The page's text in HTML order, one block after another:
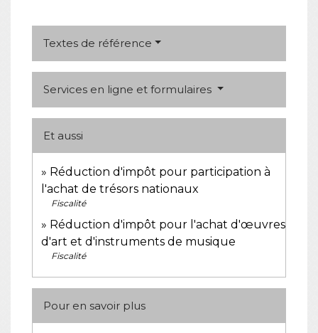
Textes de référence
Services en ligne et formulaires
Et aussi
Réduction d'impôt pour participation à
l'achat de trésors nationaux
Fiscalité
Réduction d'impôt pour l'achat d'œuvres
d'art et d'instruments de musique
Fiscalité
Pour en savoir plus